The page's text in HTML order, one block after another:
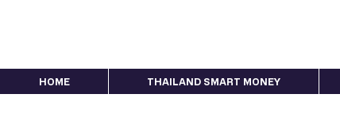
HOME THAILAND SMART MONEY